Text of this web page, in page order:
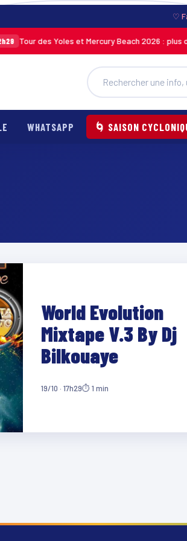
♡
Tour des Yoles et Mercury Beach 2026 : plus
WHATSAPP 🌀 SAISON
World Evolution
Mixtape V.3 By Dj
Bilkouaye
19/10 · 17h29⏱ 1 min